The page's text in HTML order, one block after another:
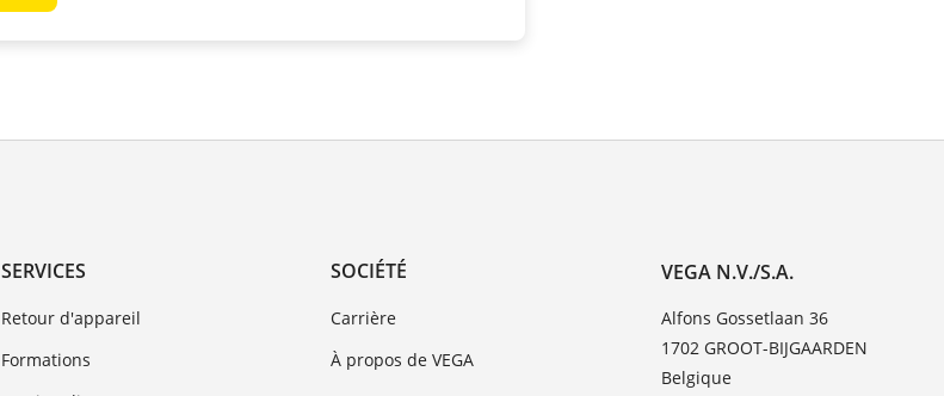
SERVICES
Retour d'appareil
Formations
SOCIÉTÉ
Carrière
À propos de VEGA
VEGA N.V./S.A.
Alfons Gossetlaan 36
1702 GROOT-BIJGAARDEN
Belgique